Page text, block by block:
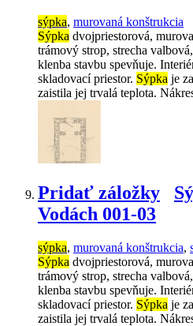
sýpka, murovaná konštrukcia
Sýpka dvojpriestorová,
trámový strop, strecha
klenba stavbu spevňuje.
skladovací priestor. Sýpka je
zaistila jej trvalá teplota.
Pridať záložky
Vodách 001-03
sýpka, murovaná konštrukcia,
Sýpka dvojpriestorová,
trámový strop, strecha
klenba stavbu spevňuje.
skladovací priestor. Sýpka je
zaistila jej trvalá teplota.